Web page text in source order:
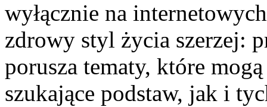
wyłącznie na
zdrowy styl życia szerzej:
porusza tematy, które
szukające podstaw, jak i